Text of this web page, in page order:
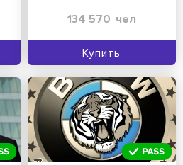
134 570 чел
Купить